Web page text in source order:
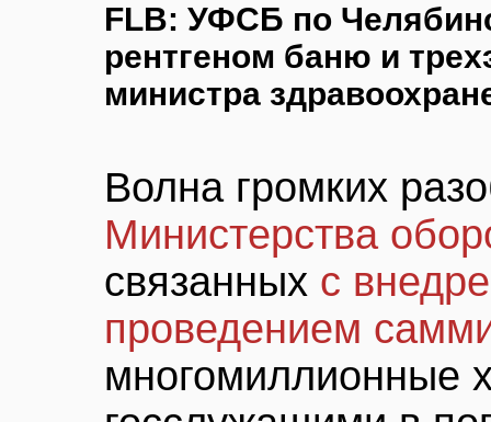
FLB: УФСБ по
рентгеном баню и
министра
Волна громких
Министерства
связанных с
проведением
многомиллионные